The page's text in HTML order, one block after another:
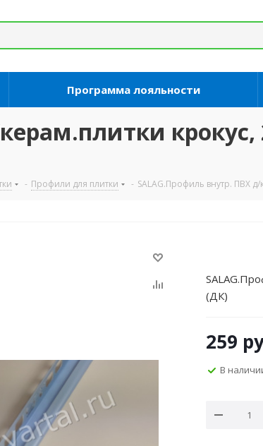
Программа лояльности
- Профили для плитки - SALAG.Профиль внутр. ПВХ
(ДК)
259
В